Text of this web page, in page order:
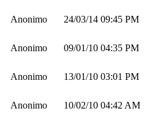
Anonimo 24/03/14 09:45 PM
Anonimo 09/01/10 04:35 PM
Anonimo 13/01/10 03:01 PM
Anonimo 10/02/10 04:42 AM